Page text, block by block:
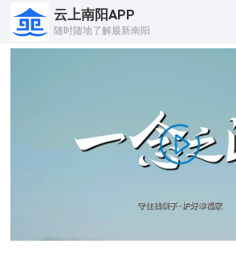
云上南阳APP
随时随地了解最新南阳